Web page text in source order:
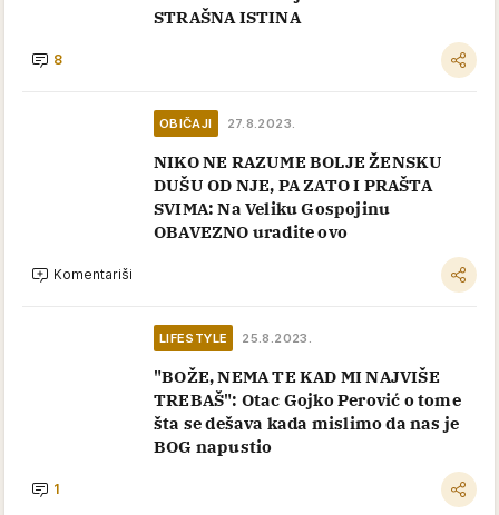
STRAŠNA ISTINA
8
OBIČAJI 27.8.2023.
NIKO NE RAZUME BOLJE ŽENSKU
DUŠU OD NJE, PA ZATO I PRAŠTA
SVIMA: Na Veliku Gospojinu
OBAVEZNO uradite ovo
Komentariši
LIFESTYLE 25.8.2023.
"BOŽE, NEMA TE KAD MI NAJVIŠE
TREBAŠ": Otac Gojko Perović o tome
šta se dešava kada mislimo da nas je
BOG napustio
1